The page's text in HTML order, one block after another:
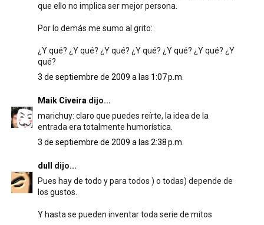
que ello no implica ser mejor persona.
Por lo demás me sumo al grito:
¿Y qué? ¿Y qué? ¿Y qué? ¿Y qué? ¿Y qué? ¿Y qué? ¿Y
qué?
3 de septiembre de 2009 a las 1:07 p.m.
Maik Civeira dijo...
marichuy: claro que puedes reírte, la idea de la
entrada era totalmente humorística.
3 de septiembre de 2009 a las 2:38 p.m.
dull
dijo...
Pues hay de todo y para todos ) o todas) depende de
los gustos.
Y hasta se pueden inventar toda serie de mitos